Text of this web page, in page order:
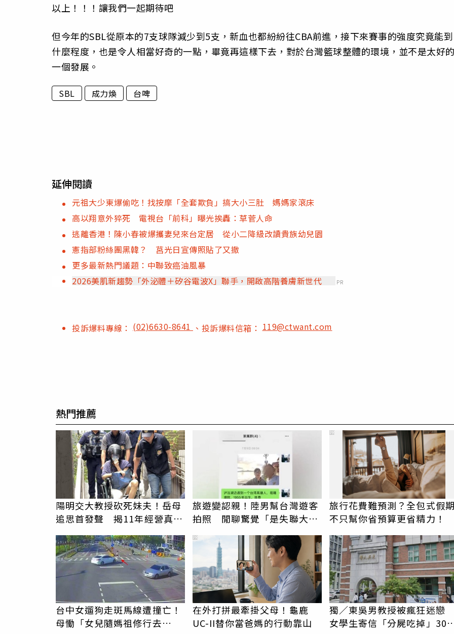
以上！！！讓我們一起期待吧
但今年的SBL從原本的7支球隊減少到5支，新血也都紛紛往CBA前進，接下來賽事的強度究竟能到
什麼程度，也是令人相當好奇的一點，畢竟再這樣下去，對於台灣籃球整體的環境，並不是太好
一個發展。
SBL 成力煥 台啤
延伸閱讀
元祖大少東爆偷吃！找按摩「全套欺負」搞大小三肚 媽媽家滾床
高以翔意外猝死 電視台「前科」曝光挨轟：草菅人命
逃離香港！陳小春被爆攜妻兒來台定居 從小二降級改讀貴族幼兒園
憲指部粉絲團黑韓？ 莒光日宣傳照貼了又撤
更多最新熱門議題：中聯致癌油風暴
2026美肌新趨勢「外泌體＋矽谷電波X」聯手，開啟高階養膚新世代
PR
投訴爆料專線： (02)6630-8641 、投訴爆料信箱：119@ctwant.com
熱門推薦
陽明交大教授砍死妹夫！岳母
追思首發聲 揭11年經營真相
旅遊變認親！陸男幫台灣遊客
拍照 閒聊驚覺「是失聯大
旅行花費難預測？全包式假
不只幫你省預算更省精力！
PR
台中女遛狗走斑馬線遭撞亡！
母慟「女兒隨媽祖修行去
在外打拼最牽掛父母！龜鹿
UC-II替你當爸媽的行動靠山
PR
獨／東吳男教授被瘋狂迷
女學生寄信「分屍吃掉」30